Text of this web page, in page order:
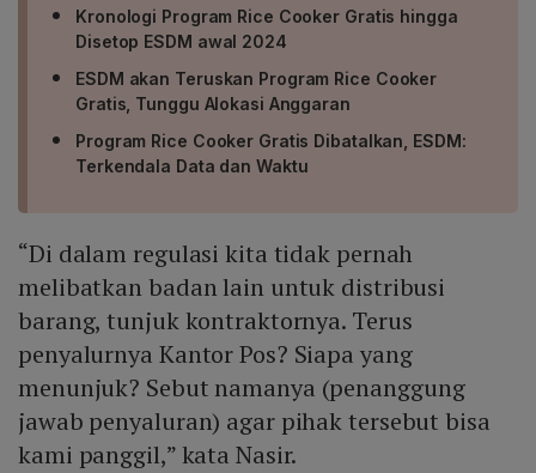
Kronologi Program Rice Cooker Gratis hingga
Disetop ESDM awal 2024
ESDM akan Teruskan Program Rice Cooker
Gratis, Tunggu Alokasi Anggaran
Program Rice Cooker Gratis Dibatalkan, ESDM:
Terkendala Data dan Waktu
“Di dalam regulasi kita tidak pernah
melibatkan badan lain untuk distribusi
barang, tunjuk kontraktornya. Terus
penyalurnya Kantor Pos? Siapa yang
menunjuk? Sebut namanya (penanggung
jawab penyaluran) agar pihak tersebut bisa
kami panggil,” kata Nasir.